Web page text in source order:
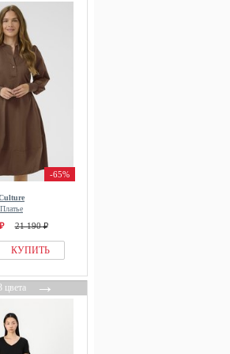
-65%
Платье
21 190 ₽
КУПИТЬ
цвета→